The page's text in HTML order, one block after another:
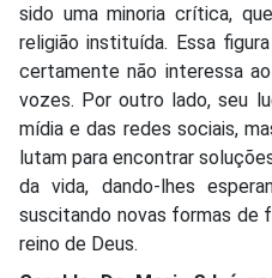
sido uma minoria crítica,
religião instituída. Essa
certamente não interessa
vozes. Por outro lado, seu
mídia e das redes sociais,
lutam para encontrar
da vida, dando-lhes
suscitando novas formas de
reino de Deus.